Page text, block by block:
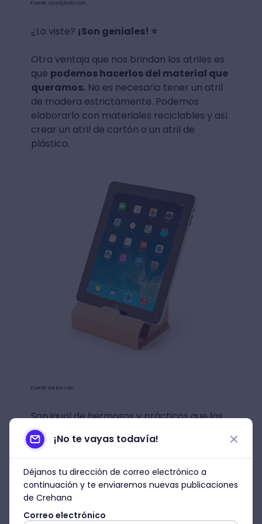
Fuente: istockphoto.com
¿Lo viste? ¡Son geniales! ⭐
Otra ventaja que nos brindan los atriles es
que podemos hacerlos del material que
queramos.No es necesario tener un atril
de madera estrictamente. Podemos
elaborarlo con materiales reciclables y así
crear un atril de cartón o un atril de
plástico.
Fuente: kartox.com
Son igual de hermosos y prácticos que los
atriles de trupan o madera, con la
diferencia que este está elaborado con
materiales reciclables.
Ahora sí, es hora de saber cómo hacer un
atril.¡Manos a la obra! 💪
¡No te vayas todavía!
Déjanos tu dirección de correo electrónico a
continuación y te enviaremos nuevas publicaciones
de Crehana
Correo electrónico